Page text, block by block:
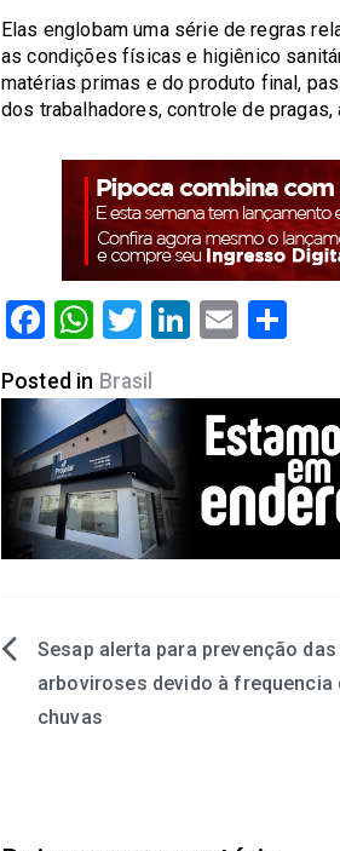
Elas englobam uma série de regras
as condições físicas e higiênico
matérias primas e do produto final,
dos trabalhadores, controle de
Facebook
WhatsApp
Twitter
LinkedIn
Email
Posted in Brasil
Sesap alerta para prevenção das
arboviroses devido à frequencia
chuvas